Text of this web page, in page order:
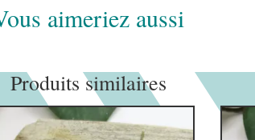
aimeriez aussi
Produits similaires